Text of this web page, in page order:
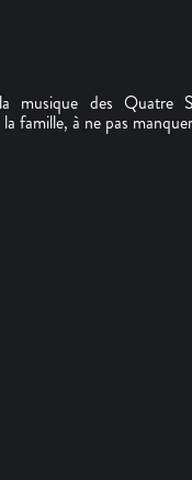
musique des Quatre
famille, à ne pas